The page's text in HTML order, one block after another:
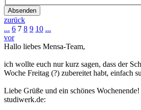
Absenden
zurück
... 6 7 8 9 10 ...
vor
Hallo liebes Mensa-Team,
ich wollte euch nur kurz sagen, dass der
Woche Freitag (?) zubereitet habt, einfach
Liebe Grüße und ein schönes
studiwerk.de: